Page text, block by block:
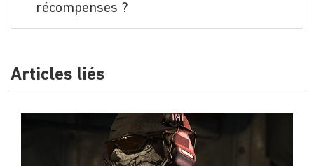
récompenses ?
Articles liés